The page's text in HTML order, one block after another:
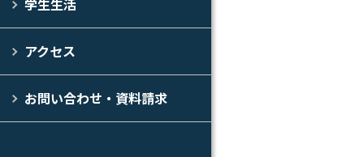
学生生活
アクセス
お問い合わせ・資料請求